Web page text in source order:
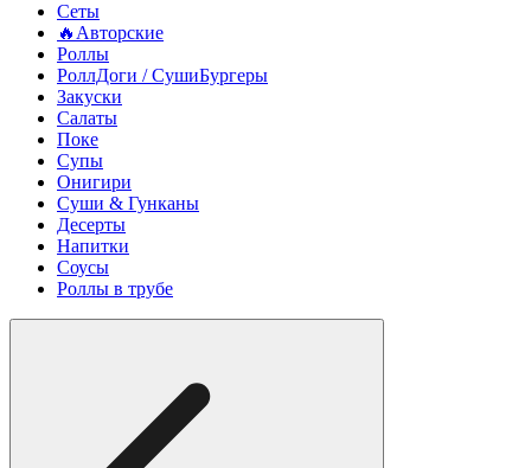
Сеты
🔥Авторские
Роллы
РоллДоги / СушиБургеры
Закуски
Салаты
Поке
Супы
Онигири
Суши & Гунканы
Десерты
Напитки
Соусы
Роллы в трубе